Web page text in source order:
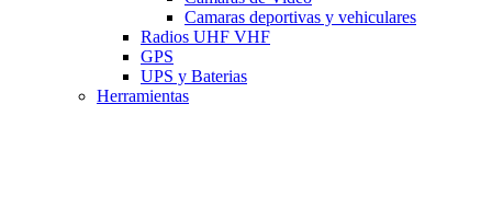
Camaras deportivas y vehiculares
Radios UHF VHF
GPS
UPS y Baterias
Herramientas